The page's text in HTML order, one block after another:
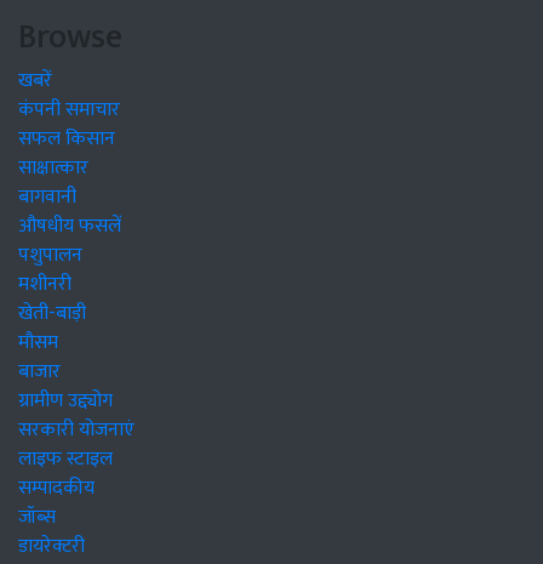
Browse
खबरें
कंपनी समाचार
सफल किसान
साक्षात्कार
बागवानी
औषधीय फसलें
पशुपालन
मशीनरी
खेती-बाड़ी
मौसम
बाजार
ग्रामीण उद्द्योग
सरकारी योजनाएं
लाइफ स्टाइल
सम्पादकीय
जॉब्स
डायरेक्टरी